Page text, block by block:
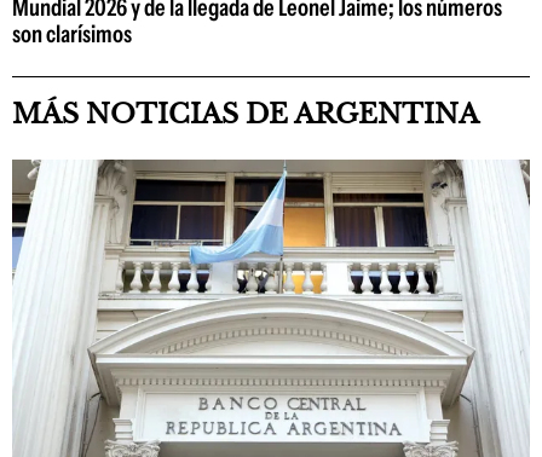
Mundial 2026 y de la llegada de Leonel Jaime; los números
son clarísimos
MÁS NOTICIAS DE ARGENTINA